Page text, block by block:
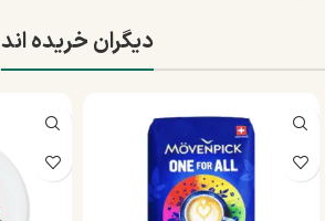
دیگران خریده اند